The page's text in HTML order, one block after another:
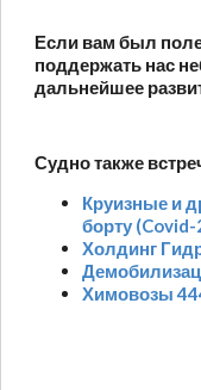
Если вам был
поддержать нас
дальнейшее
Судно также
Круизные и
борту
Холдинг
Химовозы